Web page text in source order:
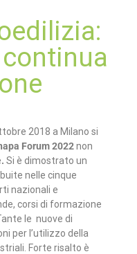
2018 a Milano si
Forum 2022non
. Si è dimostrato un
nelle cinque
nazionali e
corsi di formazione
le nuove di
per l’utilizzo della
Forte risalto è